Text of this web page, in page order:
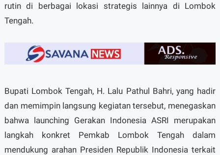
rutin di berbagai lokasi strategis lainnya di Lombok
Tengah.
Bupati Lombok Tengah, H. Lalu Pathul Bahri, yang hadir
dan memimpin langsung kegiatan tersebut, menegaskan
bahwa launching Gerakan Indonesia ASRI merupakan
langkah konkret Pemkab Lombok Tengah dalam
mendukung arahan Presiden Republik Indonesia terkait